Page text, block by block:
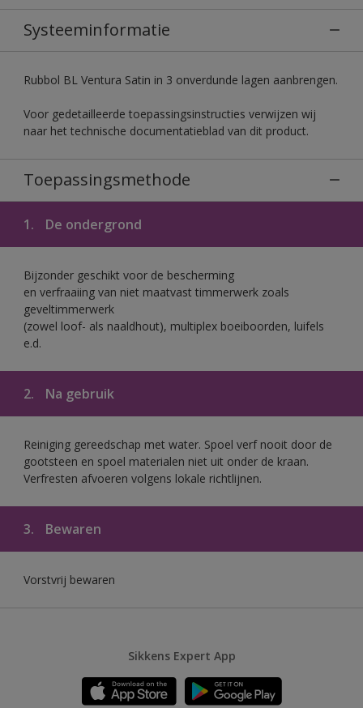
Systeeminformatie
Rubbol BL Ventura Satin in 3 onverdunde lagen aanbrengen.
Voor gedetailleerde toepassingsinstructies verwijzen wij
naar het technische documentatieblad van dit product.
Toepassingsmethode
1. De ondergrond
Bijzonder geschikt voor de bescherming
en verfraaiing van niet maatvast timmerwerk zoals
geveltimmerwerk
(zowel loof- als naaldhout), multiplex boeiboorden, luifels
e.d.
2. Na gebruik
Reiniging gereedschap met water. Spoel verf nooit door de
gootsteen en spoel materialen niet uit onder de kraan.
Verfresten afvoeren volgens lokale richtlijnen.
3. Bewaren
Vorstvrij bewaren
Sikkens Expert App